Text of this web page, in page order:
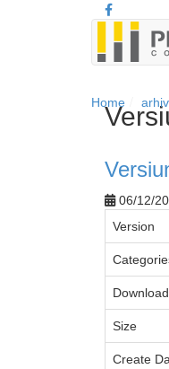
Home
06/12/
Version
Download
Size
Create